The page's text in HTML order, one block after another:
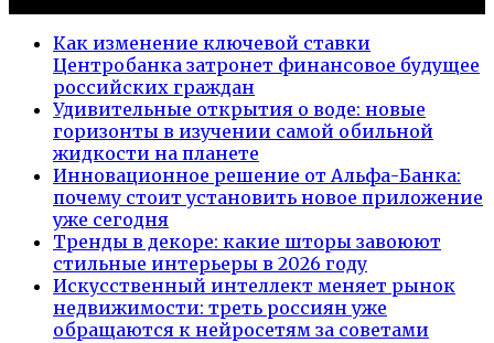
Как изменение ключевой ставки
Центробанка затронет финансовое будущее
российских граждан
Удивительные открытия о воде: новые
горизонты в изучении самой обильной
жидкости на планете
Инновационное решение от Альфа-Банка:
почему стоит установить новое приложение
уже сегодня
Тренды в декоре: какие шторы завоюют
стильные интерьеры в 2026 году
Искусственный интеллект меняет рынок
недвижимости: треть россиян уже
обращаются к нейросетям за советами